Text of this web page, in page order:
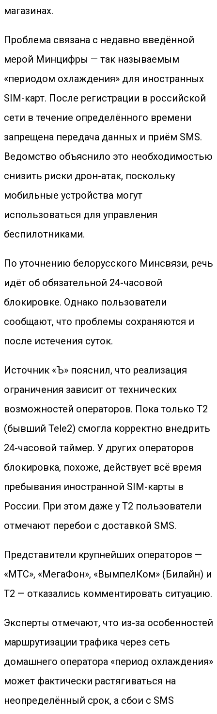
магазинах.
Проблема связана с недавно введённой
мерой Минцифры — так называемым
«периодом охлаждения» для иностранных
SIM-карт. После регистрации в российской
сети в течение определённого времени
запрещена передача данных и приём SMS.
Ведомство объяснило это необходимостью
снизить риски дрон-атак, поскольку
мобильные устройства могут
использоваться для управления
беспилотниками.
По уточнению белорусского Минсвязи, речь
идёт об обязательной 24-часовой
блокировке. Однако пользователи
сообщают, что проблемы сохраняются и
после истечения суток.
Источник «Ъ» пояснил, что реализация
ограничения зависит от технических
возможностей операторов. Пока только Т2
(бывший Tele2) смогла корректно внедрить
24-часовой таймер. У других операторов
блокировка, похоже, действует всё время
пребывания иностранной SIM-карты в
России. При этом даже у Т2 пользователи
отмечают перебои с доставкой SMS.
Представители крупнейших операторов —
«МТС», «МегаФон», «ВымпелКом» (Билайн) и
Т2 — отказались комментировать ситуацию.
Эксперты отмечают, что из-за особенностей
маршрутизации трафика через сеть
домашнего оператора «период охлаждения»
может фактически растягиваться на
неопределённый срок, а сбои с SMS